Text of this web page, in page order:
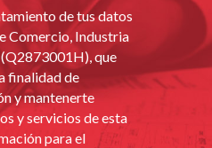
de tus datos
Comercio, Industria
que
finalidad de
y mantenerte
y servicios de esta
para el